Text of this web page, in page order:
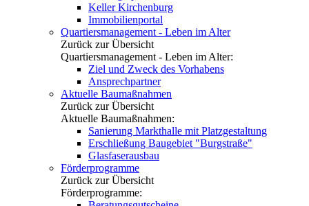
Keller Kirchenburg
Immobilienportal
Quartiersmanagement - Leben im Alter
Zurück zur Übersicht
Quartiersmanagement - Leben im Alter:
Ziel und Zweck des Vorhabens
Ansprechpartner
Aktuelle Baumaßnahmen
Zurück zur Übersicht
Aktuelle Baumaßnahmen:
Sanierung Markthalle mit Platzgestaltung
Erschließung Baugebiet "Burgstraße"
Glasfaserausbau
Förderprogramme
Zurück zur Übersicht
Förderprogramme: